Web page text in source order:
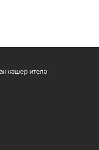
нәшер ителә